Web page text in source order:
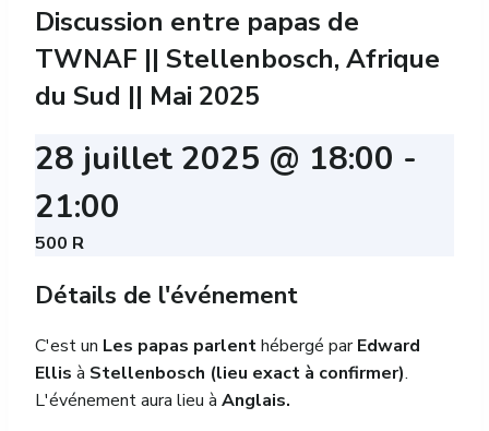
Discussion entre papas de
TWNAF || Stellenbosch, Afrique
du Sud || Mai 2025
28 juillet 2025 @ 18:00 -
21:00
500 R
Détails de l'événement
C'est un Les papas parlenthébergé parEdward
Ellis à Stellenbosch (lieu exact à confirmer).
L'événement aura lieu à Anglais.